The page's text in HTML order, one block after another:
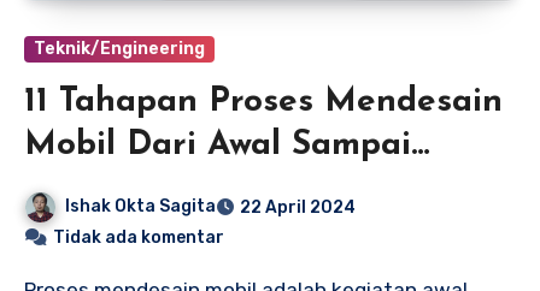
Teknik/Engineering
11 Tahapan Proses Mendesain
Mobil Dari Awal Sampai
Selesai
Ishak Okta Sagita
22 April 2024
Tidak ada komentar